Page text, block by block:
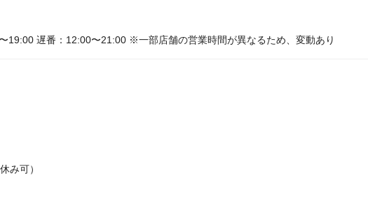
19:00 遅番：12:00〜21:00 ※一部店舗の営業時間が異なるため、変動あり
み可）